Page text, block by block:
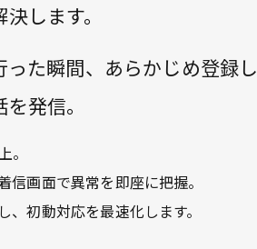
します。
た瞬間、あらかじめ登録し
発信。
。
画面で異常を即座に把握。
初動対応を最速化します。